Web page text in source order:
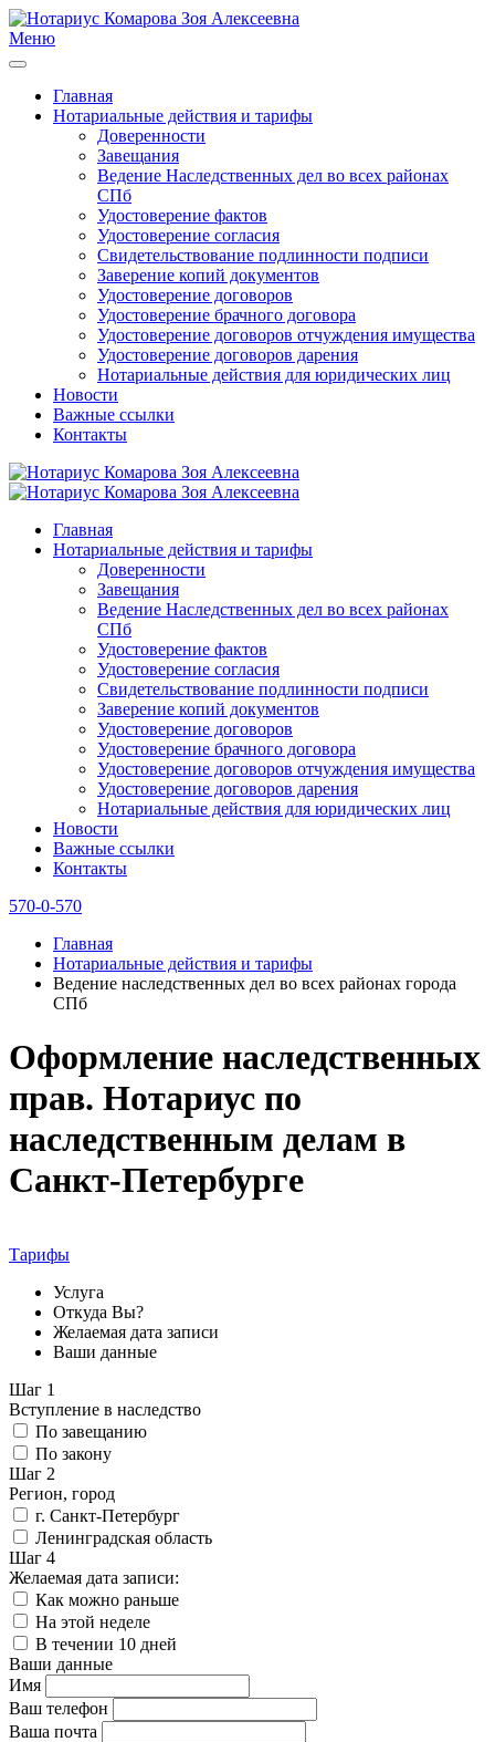
Меню
Главная
Нотариальные действия и тарифы
Доверенности
Завещания
Ведение Наследственных дел во всех районах
СПб
Удостоверение фактов
Удостоверение согласия
Свидетельствование подлинности подписи
Заверение копий документов
Удостоверение договоров
Удостоверение брачного договора
Удостоверение договоров отчуждения имущества
Удостоверение договоров дарения
Нотариальные действия для юридических лиц
Новости
Важные ссылки
Контакты
Главная
Нотариальные действия и тарифы
Доверенности
Завещания
Ведение Наследственных дел во всех районах
СПб
Удостоверение фактов
Удостоверение согласия
Свидетельствование подлинности подписи
Заверение копий документов
Удостоверение договоров
Удостоверение брачного договора
Удостоверение договоров отчуждения имущества
Удостоверение договоров дарения
Нотариальные действия для юридических лиц
Новости
Важные ссылки
Контакты
570-0-570
Главная
Нотариальные действия и тарифы
Ведение наследственных дел во всех районах города
СПб
Оформление наследственных
прав. Нотариус по
наследственным делам в
Санкт-Петербурге
Тарифы
Услуга
Откуда Вы?
Желаемая дата записи
Ваши данные
Шаг 1
Вступление в наследство
По завещанию
По закону
Шаг 2
Регион, город
г. Санкт-Петербург
Ленинградская область
Шаг 4
Желаемая дата записи:
Как можно раньше
На этой неделе
В течении 10 дней
Ваши данные
Имя
Ваш телефон
Ваша почта